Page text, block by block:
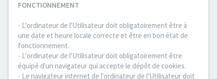
FONCTIONNEMENT
- L'ordinateur de l'Utilisateur doit obligatoirement être à
une date et heure locale correcte et être en bon état de
fonctionnement.
- L'ordinateur de l'Utilisateur doit obligatoirement être
équipé d'un navigateur qui accepte le dépôt de cookies.
- Le navigateur internet de l'ordinateur de l'Utilisateur doit